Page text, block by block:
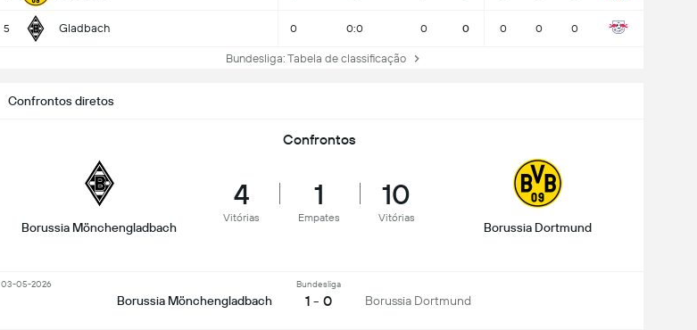
5 Gladbach 0 0:0 0 0 0 0 0
Bundesliga: Tabela de classificação
Confrontos diretos
Confrontos
Borussia Mönchengladbach
4
Vitórias
1
Empates
10
Vitórias
Borussia Dortmund
Borussia Mönchengladbach
Bundesliga
1 - 0 Borussia Dortmund
03-05-2026